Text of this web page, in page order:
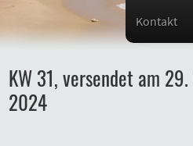
Kontakt
KW 31, versendet am
2024